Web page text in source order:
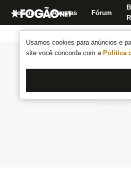
Usamos cookies para anúncios e
site você concorda com a Política
Notícias Apostas Fórum